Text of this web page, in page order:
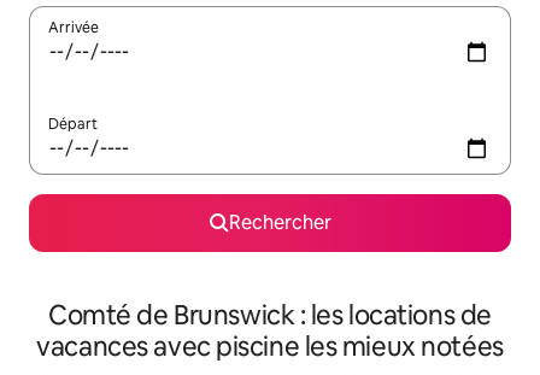
Arrivée
Départ
Rechercher
Comté de Brunswick : les locations de
vacances avec piscine les mieux notées